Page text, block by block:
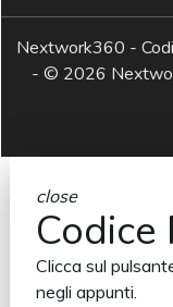
Nextwork360 -
- © 2026
close
Codice
Clicca sul
negli appunti.